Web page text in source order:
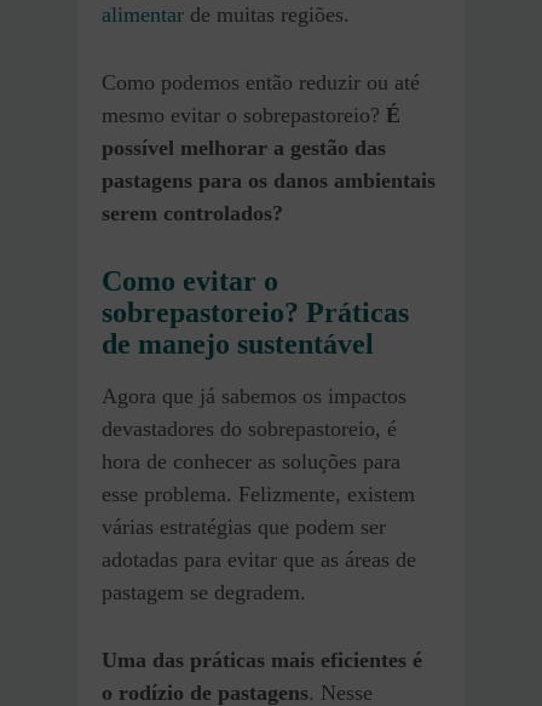
alimentar de muitas regiões.
Como podemos então reduzir ou até
mesmo evitar o sobrepastoreio? É
possível melhorar a gestão das
pastagens para os danos ambientais
serem controlados?
Como evitar o
sobrepastoreio? Práticas
de manejo sustentável
Agora que já sabemos os impactos
devastadores do sobrepastoreio, é
hora de conhecer as soluções para
esse problema. Felizmente, existem
várias estratégias que podem ser
adotadas para evitar que as áreas de
pastagem se degradem.
Uma das práticas mais eficientes é
o rodízio de pastagens. Nesse